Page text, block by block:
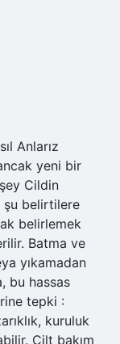
Anlarız
yeni bir
Cildin
şu belirtilere
belirlemek
Batma ve
yıkamadan
bu hassas
tepki :
kuruluk
Cilt bakım